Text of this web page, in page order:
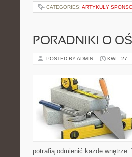
CATEGORIES: ARTYKUŁY
PORADNIKI O
POSTED BY ADMIN KWI - 27 -
potrafią odmienić każde